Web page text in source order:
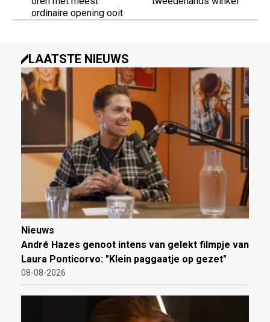
ordinaire opening ooit
LAATSTE NIEUWS
Nieuws
André Hazes genoot intens van gelekt filmpje van
Laura Ponticorvo: "Klein paggaatje op gezet"
08-08-2026